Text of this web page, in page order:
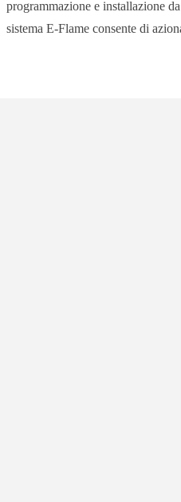
programmazione e installazione
sistema E-Flame consente di